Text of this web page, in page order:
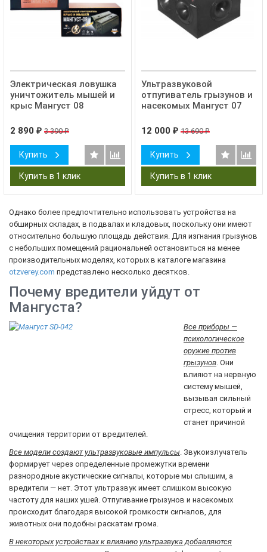
Электрическая ловушка
уничтожитель мышей и
крыс Мангуст 08
2 890 ₽ 3 390₽
Купить
Ультразвуковой
отпугиватель грызунов и
насекомых Мангуст 07
12 000 ₽ 13 690₽
Купить
Однако более предпочтительно использовать устройства на
обширных складах, в подвалах и кладовых, поскольку они имеют
относительно большую площадь действия. Для изгнания грызунов
с небольших помещений рациональней остановиться на менее
производительных моделях, которых в каталоге магазина
otzverey.com представлено несколько десятков.
Почему вредители уйдут от
Мангуста?
Все приборы —
психологическое
оружие против
грызунов. Они
влияют на нервную
систему мышей,
вызывая сильный
стресс, который и
станет причиной
очищения территории от вредителей.
Все модели создают ультразвуковые импульсы. Звукоизлучатель
формирует через определенные промежутки времени
разнородные акустические сигналы, которые мы слышим, а
вредители — нет. Этот ультразвук имеет слишком высокую
частоту для наших ушей. Отпугивание грызунов и насекомых
происходит благодаря высокой громкости сигналов, для
животных они подобны раскатам грома.
В некоторых устройствах к влиянию ультразвука добавляются